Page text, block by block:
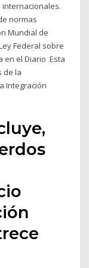
normas
Mundial de
Federal sobre
en el Diario Esta
de la
Integración